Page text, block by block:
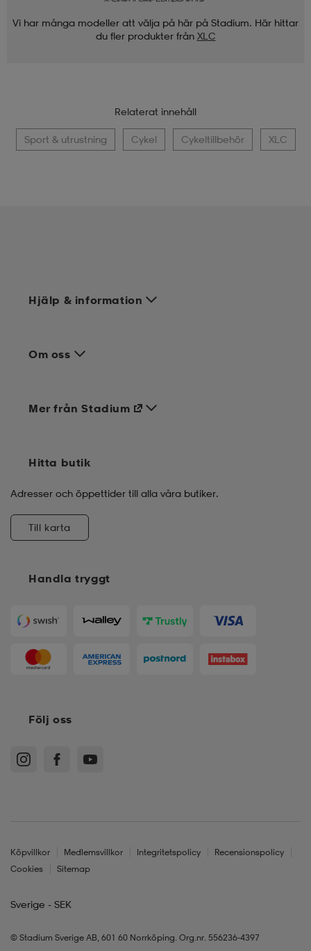
Vi har många modeller att välja på här på Stadium. Här hittar
du fler produkter från XLC
Relaterat innehåll
Sport & utrustning Cykel Cykeltillbehör XLC
Hjälp & information
Om oss
Handla tryggt
Mer från Stadium
Hitta butik
Adresser och öppettider till alla våra butiker.
Till karta
Följ oss
Köpvillkor Medlemsvillkor Integritetspolicy
Recensionspolicy
Cookies
Sitemap
Sverige - SEK
© Stadium Sverige AB, 601 60 Norrköping. Org.nr. 556236-4397